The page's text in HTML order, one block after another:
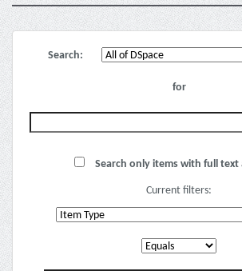
Search:
for
Search only items with full
Current filters: